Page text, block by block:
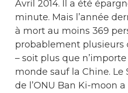
Avril 2014. Il a été
minute. Mais l’année
à mort au moins 369
probablement plusieurs
– soit plus que
monde sauf la Chine. Le
de l’ONU Ban Ki-moon